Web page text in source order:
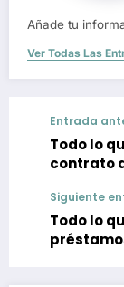
Añade tu
Ver Todas Las
Entrada
Todo lo
contrato
Siguiente
Todo lo